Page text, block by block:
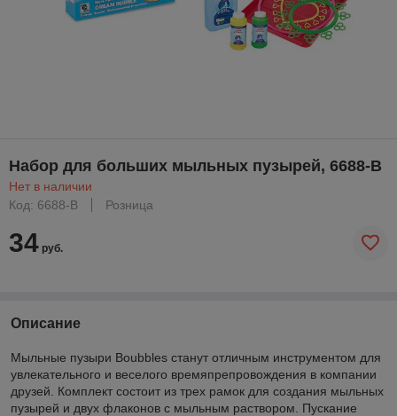
Набор для больших мыльных пузырей, 6688-B
Нет в наличии
Код: 6688-B
Розница
34 руб.
Описание
Мыльные пузыри Boubbles станут отличным инструментом для
увлекательного и веселого времяпрепровождения в компании
друзей. Комплект состоит из трех рамок для создания мыльных
пузырей и двух флаконов с мыльным раствором. Пускание